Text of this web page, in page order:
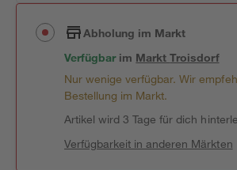
Abholung im Markt
Verfügbar im MarktTroisdorf
Nur wenige verfügbar. Wir
Bestellung im Markt.
Artikel wird 3 Tage für dich
Verfügbarkeit in anderen Märkten